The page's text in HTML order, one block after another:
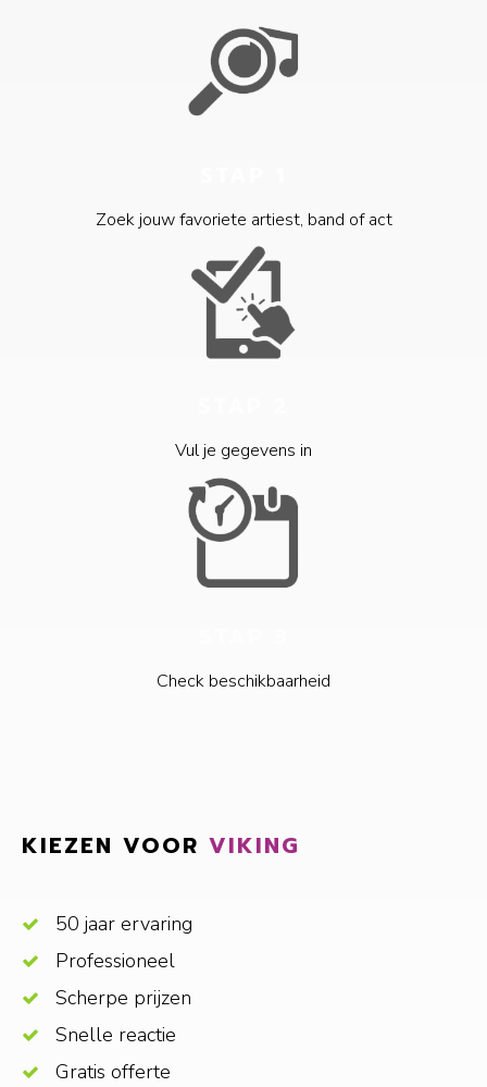
Zoek jouw favoriete artiest, band of act
Vul je gegevens in
Check beschikbaarheid
KIEZEN VOOR VIKING
50 jaar ervaring
Professioneel
Scherpe prijzen
Snelle reactie
Gratis offerte